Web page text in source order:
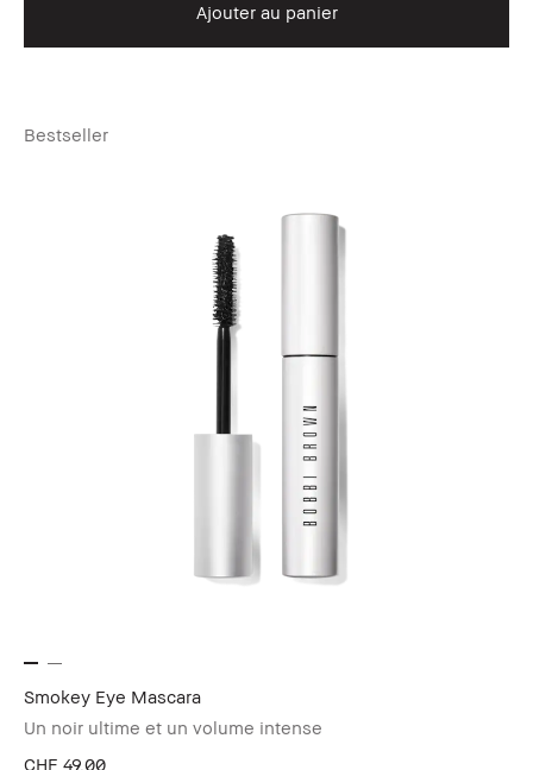
Ajouter au panier
Bestseller
Smokey Eye Mascara
Un noir ultime et un volume intense
CHF 49.00